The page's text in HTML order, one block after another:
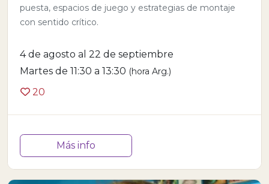
puesta, espacios de juego y estrategias de montaje
con sentido crítico.
4 de agosto al 22 de septiembre
Martes de 11:30 a 13:30 (hora Arg.)
20
Más info